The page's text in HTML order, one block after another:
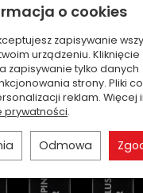
o cookies
zapisywanie
urządzeniu. Kliknięcie
zapisywanie tylko danych
strony. Pliki
reklam. Więcej
prywatności.
Odmowa